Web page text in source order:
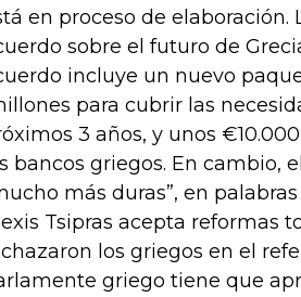
en proceso de elaboración.
sobre el futuro de
incluye un nuevo
para cubrir las
3 años, y unos
bancos griegos. En
más duras”, en
Tsipras acepta reformas
los griegos en el
griego tiene que